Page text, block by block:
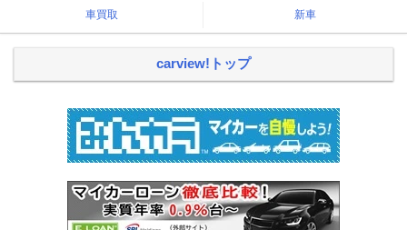
車買取 新車
carview!トップ